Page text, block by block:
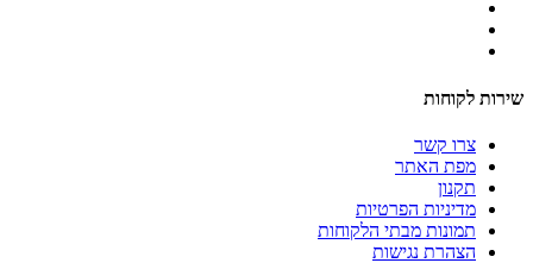
שירות לקוחות
צרו קשר
מפת האתר
תקנון
מדיניות הפרטיות
תמונות מבתי הלקוחות
הצהרת נגישות